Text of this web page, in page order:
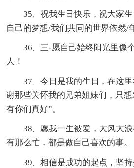
35、祝我生日快乐，祝大家生
自己的梦想/我们共同的世界依然/
36、三-愿自己始终阳光里像个
人！
37、今日是我的生日，在这里
谢那些关怀我的兄弟姐妹们，只
有你们真好”。
38、愿我一生被爱，大风大浪
有那么忙，都是做自己喜欢的事。
39、相信是成功的起点，坚持